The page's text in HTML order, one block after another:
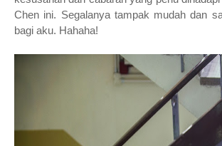
Chen ini. Segalanya tampak mudah dan
bagi aku. Hahaha!